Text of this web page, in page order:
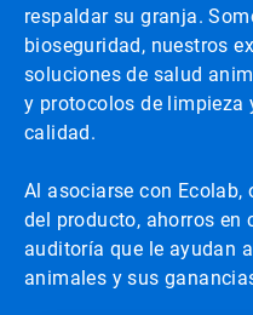
respaldar su granja.
bioseguridad, nuestros
soluciones de salud
y protocolos de limpieza
calidad.
Al asociarse con
del producto, ahorros en
auditoría que le ayudan
animales y sus